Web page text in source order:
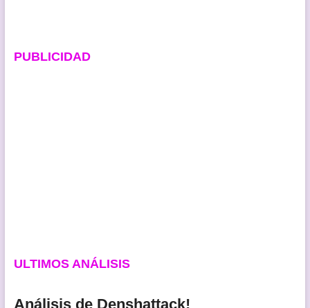
PUBLICIDAD
ULTIMOS ANÁLISIS
Análisis de Denshattack!